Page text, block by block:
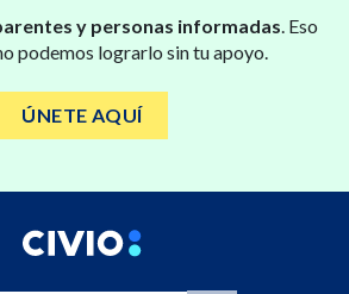
y personas informadas. Eso
podemos lograrlo sin tu apoyo.
ÚNETE AQUÍ